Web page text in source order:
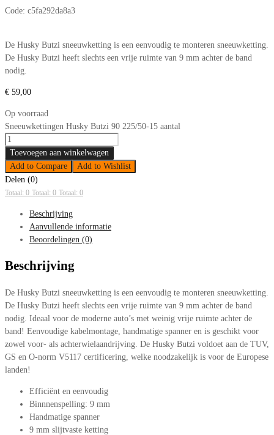
Code: c5fa292da8a3
De Husky Butzi sneeuwketting is een eenvoudig te monteren sneeuwketting.
De Husky Butzi heeft slechts een vrije ruimte van 9 mm achter de band
nodig.
€ 59,00
Op voorraad
Sneeuwkettingen Husky Butzi 90 225/50-15 aantal
Toevoegen aan winkelwagen
Add to Compare
Add to Wishlist
Delen (0)
Totaal: 0 Totaal: 0 Totaal: 0
Beschrijving
Aanvullende informatie
Beoordelingen (0)
Beschrijving
De Husky Butzi sneeuwketting is een eenvoudig te monteren sneeuwketting.
De Husky Butzi heeft slechts een vrije ruimte van 9 mm achter de band
nodig. Ideaal voor de moderne auto’s met weinig vrije ruimte achter de
band! Eenvoudige kabelmontage, handmatige spanner en is geschikt voor
zowel voor- als achterwielaandrijving. De Husky Butzi voldoet aan de TUV,
GS en O-norm V5117 certificering, welke noodzakelijk is voor de Europese
landen!
Efficiënt en eenvoudig
Binnnenspelling: 9 mm
Handmatige spanner
9 mm slijtvaste ketting